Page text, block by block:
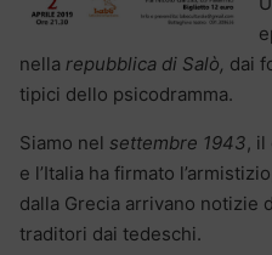
nella repubblica di Salò, dai
tipici dello psicodramma.
Siamo nel settembre 1943,
e l’Italia ha firmato
dalla Grecia arrivano notizie
traditori dai tedeschi.